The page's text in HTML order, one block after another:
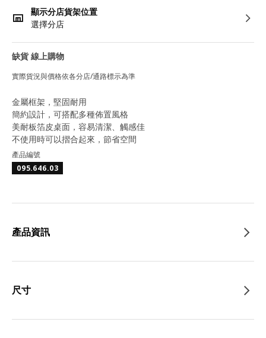
顯示分店貨架位置
選擇分店
缺貨 線上購物
實際貨況與價格依各分店/通路標示為準
金屬框架，堅固耐用
簡約設計，可搭配多種佈置風格
美耐板箔皮桌面，容易清潔、觸感佳
不使用時可以摺合起來，節省空間
產品編號
095.646.03
產品資訊
尺寸